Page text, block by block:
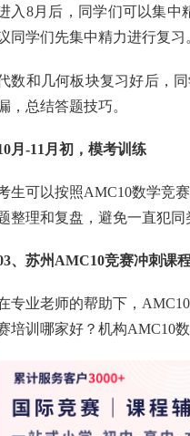
入8月后，同学们可以集中
同学们先集中精力进行复习
数和几何板块复习好后，
，总结答题技巧。
月-11月初，模考训练
生可以按照AMC10数学竞
整理和复盘，避免一直犯同
、 苏州AMC10竞赛冲刺课
专业老师的帮助下，
培训哪家好？机构AMC10